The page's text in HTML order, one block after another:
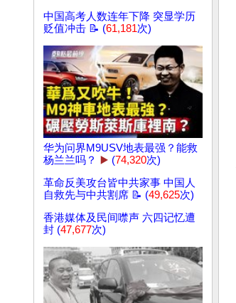
中国高考人数连年下降 突显学历
贬值冲击 📝 (61,181次)
华为问界M9USV地表最强？能救
杨兰兰吗？
▶️ (74,320次)
革命反美攻台皆中共家事 中国人
自救先与中共割席 📝 (49,625次)
香港媒体及民间噤声 六四记忆遭
封 (47,677次)